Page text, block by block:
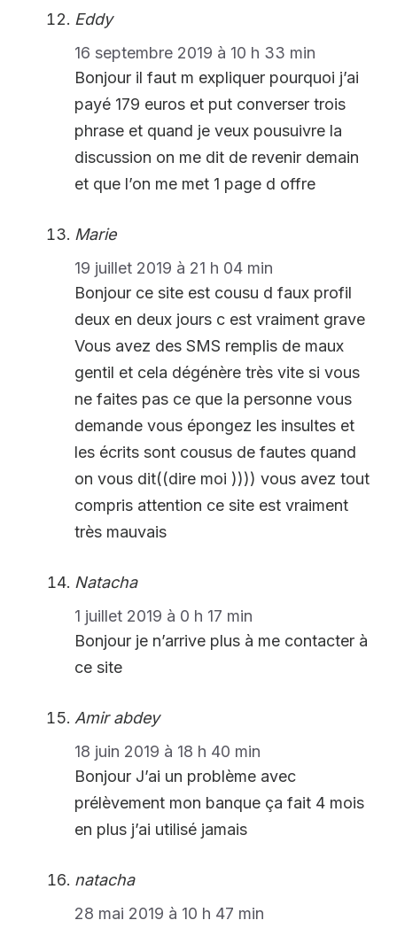
Eddy
16 septembre 2019 à 10 h 33 min
Bonjour il faut m expliquer pourquoi j’ai
payé 179 euros et put converser trois
phrase et quand je veux pousuivre la
discussion on me dit de revenir demain
et que l’on me met 1 page d offre
Marie
19 juillet 2019 à 21 h 04 min
Bonjour ce site est cousu d faux profil
deux en deux jours c est vraiment grave
Vous avez des SMS remplis de maux
gentil et cela dégénère très vite si vous
ne faites pas ce que la personne vous
demande vous épongez les insultes et
les écrits sont cousus de fautes quand
on vous dit((dire moi )))) vous avez tout
compris attention ce site est vraiment
très mauvais
Natacha
1 juillet 2019 à 0 h 17 min
Bonjour je n’arrive plus à me contacter à
ce site
Amir abdey
18 juin 2019 à 18 h 40 min
Bonjour J’ai un problème avec
prélèvement mon banque ça fait 4 mois
en plus j’ai utilisé jamais
natacha
28 mai 2019 à 10 h 47 min